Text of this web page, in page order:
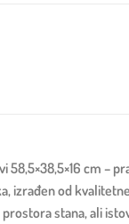
58,5×38,5×16 cm –
izrađen od
prostora stana, ali